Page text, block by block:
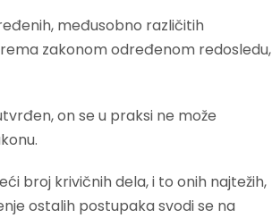
međusobno različitih
zakonom određenom redosledu,
on se u praksi ne može
broj krivičnih dela, i to onih najtežih,
ostalih postupaka svodi se na